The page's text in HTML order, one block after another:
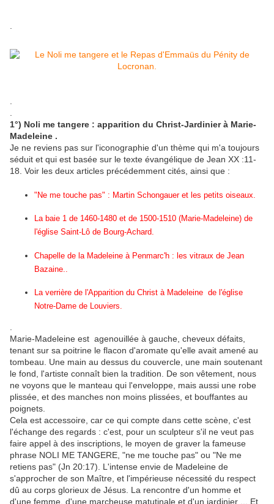
.
.
.
1°) Noli me tangere : apparition du Christ-Jardinier à Marie-
Madeleine .
Je ne reviens pas sur l'iconographie d'un thème qui m'a toujours
séduit et qui est basée sur le texte évangélique de Jean XX :11-
18. Voir les deux articles précédemment cités, ainsi que :
"Ne me touche pas" : Martin Schongauer et les petits oiseaux.
La baie 1 de 1460-1480 et de 1500-1510 (Marie-Madeleine) de
l'église Saint-Lô de Bourg-Achard.
Chapelle de la Madeleine à Penmarc'h : les vitraux de Jean
Bazaine..
La verrière de l'Apparition du Christ à Madeleine de l'église
Notre-Dame de Louviers.
.
Marie-Madeleine est agenouillée à gauche, cheveux défaits,
tenant sur sa poitrine le flacon d'aromate qu'elle avait amené au
tombeau. Une main au dessus du couvercle, une main soutenant
le fond, l'artiste connaît bien la tradition. De son vêtement, nous
ne voyons que le manteau qui l'enveloppe, mais aussi une robe
plissée, et des manches non moins plissées, et bouffantes au
poignets.
Cela est accessoire, car ce qui compte dans cette scène, c'est
l'échange des regards : c'est, pour un sculpteur s'il ne veut pas
faire appel à des inscriptions, le moyen de graver la fameuse
phrase NOLI ME TANGERE, "ne me touche pas" ou "Ne me
retiens pas" (Jn 20:17). L'intense envie de Madeleine de
s'approcher de son Maître, et l'impérieuse nécessité du respect
dû au corps glorieux de Jésus. La rencontre d'un homme et
d'une femme, d'une marcheuse matutinale et d'un jardinier ... Et